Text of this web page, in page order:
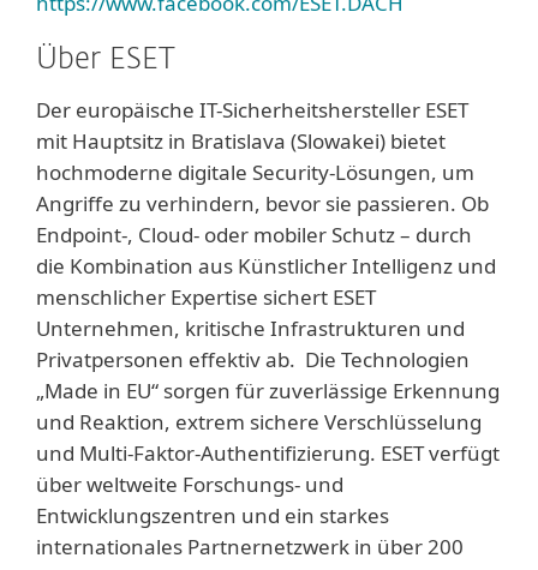
Über ESET
Der europäische IT-Sicherheitshersteller ESET
mit Hauptsitz in Bratislava (Slowakei) bietet
hochmoderne digitale Security-Lösungen, um
Angriffe zu verhindern, bevor sie passieren. Ob
Endpoint-, Cloud- oder mobiler Schutz – durch
die Kombination aus Künstlicher Intelligenz und
menschlicher Expertise sichert ESET
Unternehmen, kritische Infrastrukturen und
Privatpersonen effektiv ab. Die Technologien
„Made in EU“ sorgen für zuverlässige Erkennung
und Reaktion, extrem sichere Verschlüsselung
und Multi-Faktor-Authentifizierung. ESET verfügt
über weltweite Forschungs- und
Entwicklungszentren und ein starkes
internationales Partnernetzwerk in über 200